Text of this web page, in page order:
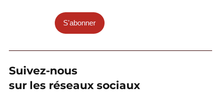
S'abonner
Suivez-nous
sur les réseaux sociaux